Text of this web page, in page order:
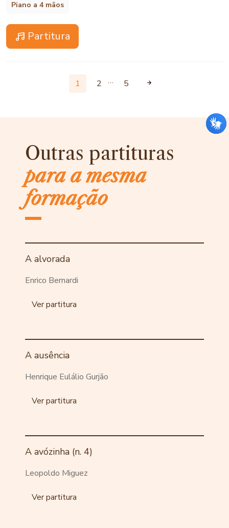
Piano a 4 mãos
Partitura
1 2 … 5
Outras partituras
para a mesma
formação
A alvorada
Enrico Bernardi
Ver partitura
A ausência
Henrique Eulálio Gurjão
Ver partitura
A avózinha (n. 4)
Leopoldo Miguez
Ver partitura